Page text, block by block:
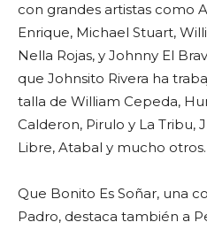
con grandes artistas como
Enrique, Michael Stuart,
Nella Rojas, y Johnny El
que Johnsito Rivera ha
talla de William Cepeda,
Calderon, Pirulo y La Tribu,
Libre, Atabal y mucho otros.
Que Bonito Es Soñar, una
Padro, destaca también a